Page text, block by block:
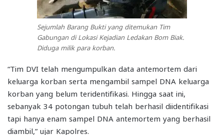
Sejumlah Barang Bukti yang ditemukan Tim
Gabungan di Lokasi Kejadian Ledakan Bom Biak.
Diduga milik para korban.
“Tim DVI telah mengumpulkan data antemortem dari
keluarga korban serta mengambil sampel DNA keluarga
korban yang belum teridentifikasi. Hingga saat ini,
sebanyak 34 potongan tubuh telah berhasil diidentifikasi
tapi hanya enam sampel DNA antemortem yang berhasil
diambil,” ujar Kapolres.